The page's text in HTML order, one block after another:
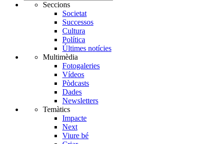
Seccions
Societat
Successos
Cultura
Política
Últimes notícies
Multimèdia
Fotogaleries
Vídeos
Pòdcasts
Dades
Newsletters
Temàtics
Impacte
Next
Viure bé